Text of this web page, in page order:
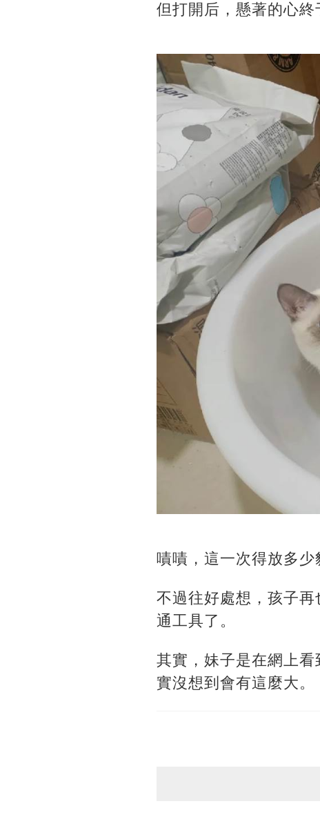
但打開后，懸著的心
嘖嘖，這一次得放多少
不過往好處想，孩子
通工具了。
其實，妹子是在網上
實沒想到會有這麼大。